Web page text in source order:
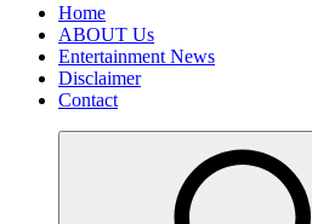
Home
ABOUT Us
Entertainment News
Disclaimer
Contact